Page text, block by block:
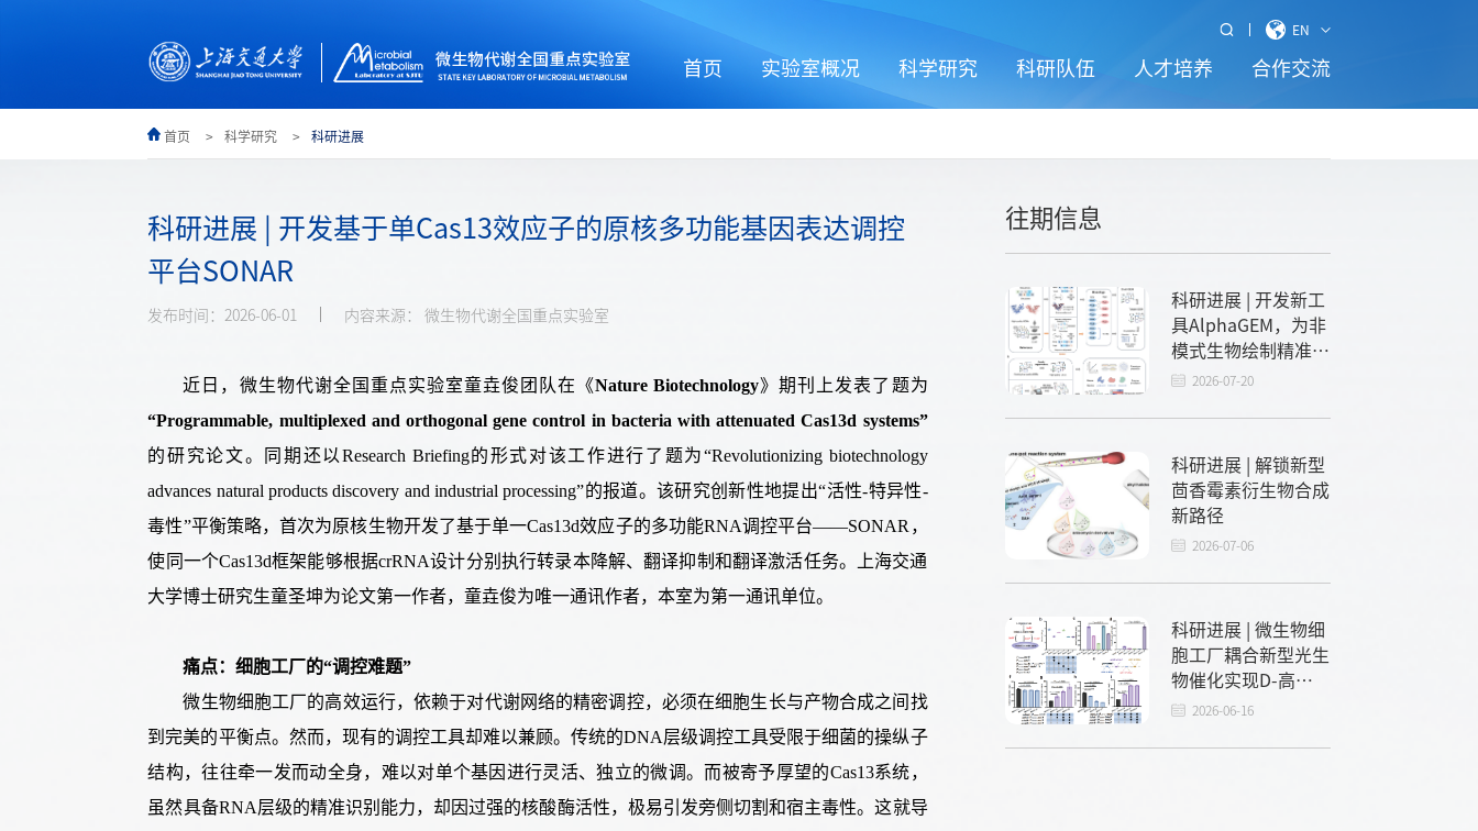
EN
首页 实验室概况 科学研究 科研队伍 人才培养 合作交流
首页 科学研究 科研进展
科研进展 | 开发基于单Cas13效应子的原核多功能基因表达调控
平台SONAR
发布时间：2026-06-01 内容来源： 微生物代谢全国重点实验室
近日，微生物代谢全国重点实验室童垚俊 团队在 《Nature Biotechnology》期刊
上发表了题为
“Programmable, multiplexed and orthogonal gene control in bacteria with attenuated Cas13d systems”
的研究论文。 同期还以Research Briefing的形式对该工作进行了题为“Revolutionizing biotechnology
advances natural products discovery and industrial processing”的报道。该研究创新性地提出“活性-特异性-
毒性”平衡策略，首次为原核生物开发了基于单一Cas13d效应子的多功能RNA调控平台——SONAR ，
使同一个Cas13d框架能够根据crRNA设计分别执行转录本降解、翻译抑制和翻译激活任务。
上海交通
大学博士研究生童圣坤为论文第一作者，童垚俊为唯一通讯作者，本室为第一通讯单位。
痛点：细胞工厂的“调控难题”
微生物细胞工厂的高效运行，依赖于对代谢网络的精密调控，必须在细胞生长与产物合成之间找
到完美的平衡点。 然而，现有的调控工具却难以兼顾。传统的DNA层级调控工具受限于细菌的操纵子
结构，往往牵一发而动全身，难以对单个基因进行灵活、独立的微调。而被寄予厚望的Cas13系统，
虽然具备RNA层级的精准识别能力， 却因过强的核酸酶活性，极易引发旁侧切割和宿主毒性。这就导
往期信息
科研进展 | 开发新工
具AlphaGEM，为非
模式生物绘制精准
“代谢地图”
2026-07-20
科研进展 | 解锁新型
茴香霉素衍生物合成
新路径
2026-07-06
科研进展 | 微生物细
胞工厂耦合新型光生
物催化实现D-高色
氨酸的从头合成
2026-06-16